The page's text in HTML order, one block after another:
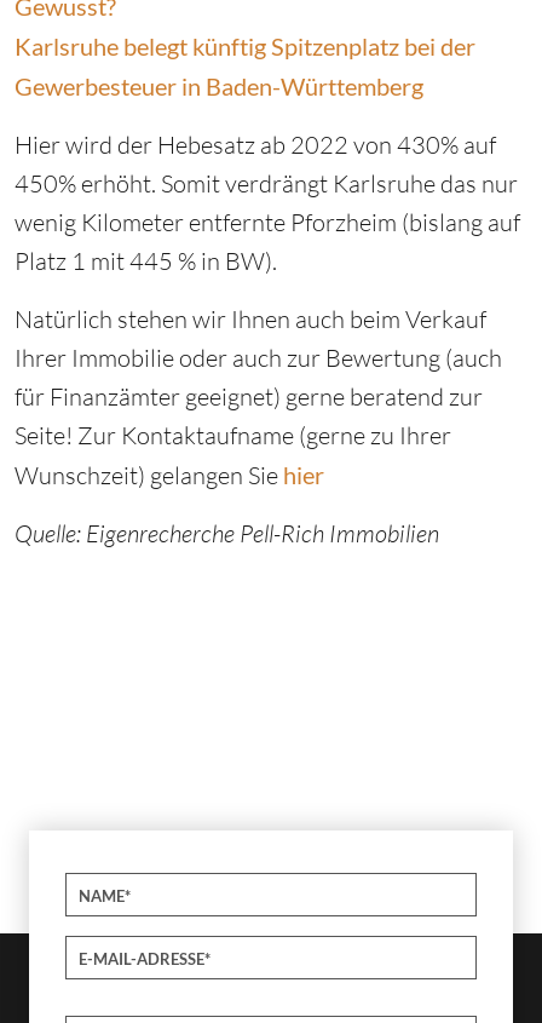
Gewusst?
Karlsruhe belegt künftig Spitzenplatz bei der
Gewerbesteuer in Baden-Württemberg
Hier wird der Hebesatz ab 2022 von 430% auf
450% erhöht. Somit verdrängt Karlsruhe das nur
wenig Kilometer entfernte Pforzheim (bislang auf
Platz 1 mit 445 % in BW).
Natürlich stehen wir Ihnen auch beim Verkauf
Ihrer Immobilie oder auch zur Bewertung (auch
für Finanzämter geeignet) gerne beratend zur
Seite! Zur Kontaktaufname (gerne zu Ihrer
Wunschzeit) gelangen Sie hier
Quelle: Eigenrecherche Pell-Rich Immobilien